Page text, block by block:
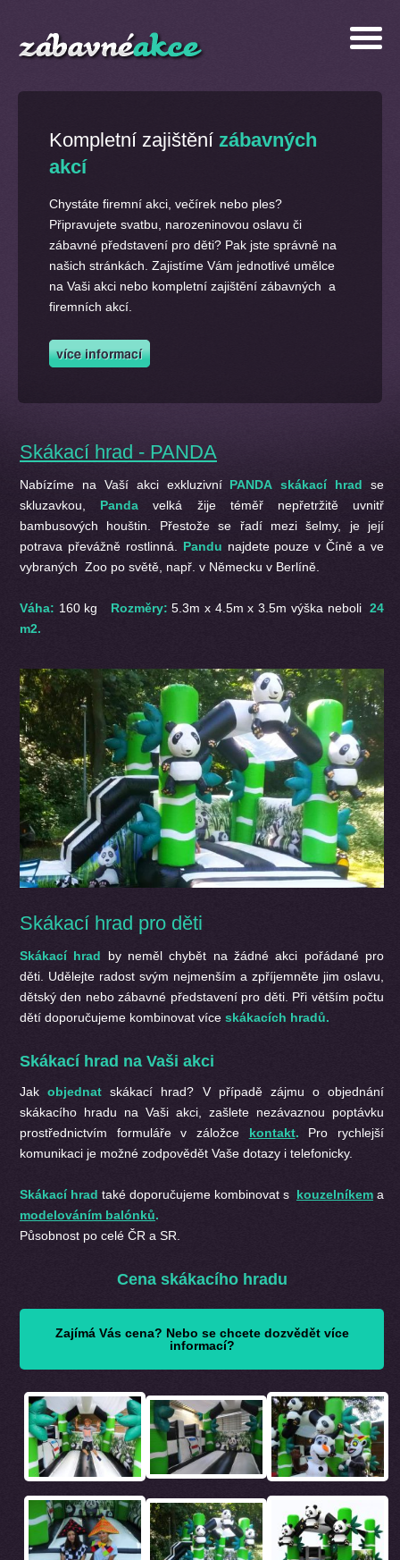
Kompletní zajištění zábavných
akcí
Chystáte firemní akci, večírek nebo ples?
Připravujete svatbu, narozeninovou oslavu či
zábavné představení pro děti? Pak jste správně na
našich stránkách. Zajistíme Vám jednotlivé umělce
na Vaši akci nebo kompletní zajištění zábavných a
firemních akcí.
Skákací hrad - PANDA
Nabízíme na Vaší akci exkluzivní PANDA skákací hrad se
skluzavkou,
Pandavelká žije téměř nepřetržitě uvnitř
bambusových houštin. Přestože se řadí mezi šelmy, je její
potrava převážně rostlinná. Pandu najdete pouze v Číně a ve
vybraných Zoo po světě, např. v Německu v Berlíně.
Váha: 160 kg Rozměry:5.3m x 4.5m x 3.5m výška neboli24
m2.
Skákací hrad pro děti
Skákací hrad by neměl chybět na žádné akci pořádané pro
děti. Udělejte radost svým nejmenším a zpříjemněte jim oslavu,
dětský den nebo zábavné představení pro děti. Při větším počtu
dětí doporučujeme kombinovat více skákacích hradů.
Skákací hrad na Vaši akci
Jakobjednat skákací hrad? V případě zájmu o objednání
skákacího hradu na Vaši akci, zašlete nezávaznou poptávku
prostřednictvím formuláře v záložce kontakt. Pro rychlejší
komunikaci je možné zodpovědět Vaše dotazy i telefonicky.
Skákací hrad také doporučujeme kombinovat s kouzelníkem a
modelováním balónků.
Působnost po celé ČR a SR.
Cena skákacího hradu
Zajímá Vás cena? Nebo se chcete dozvědět více
informací?